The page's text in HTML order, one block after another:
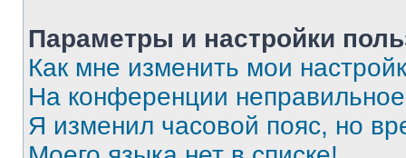
Параметры и настройки
Как мне изменить мои
На конференции
Я изменил часовой пояс, но